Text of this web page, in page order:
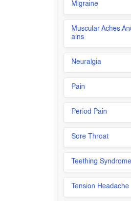
Migraine
Muscular Aches
ains
Neuralgia
Pain
Period Pain
Sore Throat
Teething Syndrome
Tension Headache